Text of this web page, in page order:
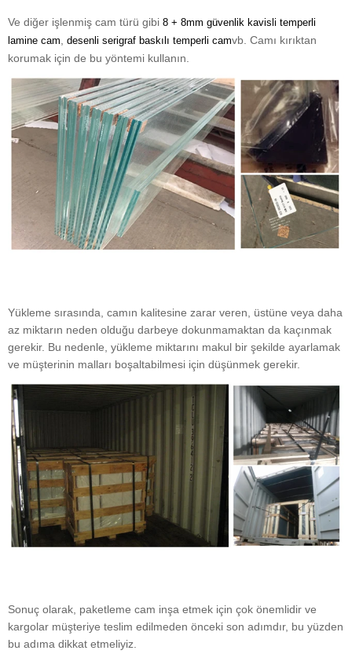
Ve diğer işlenmiş cam türü gibi 8 + 8mm güvenlik kavisli temperli
lamine cam desenli serigraf baskılı temperli camvb. Camı kırıktan
korumak için de bu yöntemi kullanın.
Yükleme sırasında, camın kalitesine zarar veren, üstüne veya daha
az miktarın neden olduğu darbeye dokunmamaktan da kaçınmak
gerekir. Bu nedenle, yükleme miktarını makul bir şekilde ayarlamak
ve müşterinin malları boşaltabilmesi için düşünmek gerekir.
Sonuç olarak, paketleme cam inşa etmek için çok önemlidir ve
kargolar müşteriye teslim edilmeden önceki son adımdır, bu yüzden
bu adıma dikkat etmeliyiz.